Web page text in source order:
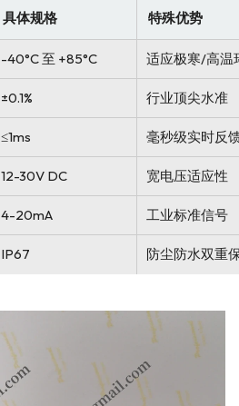
具体规格 特殊优势
-40°C 至 +85°C 适应极寒/高温
±0.1% 行业顶尖水准
≤1ms 毫秒级实时反
12-30V DC 宽电压适应性
4-20mA 工业标准信号
IP67 防尘防水双重